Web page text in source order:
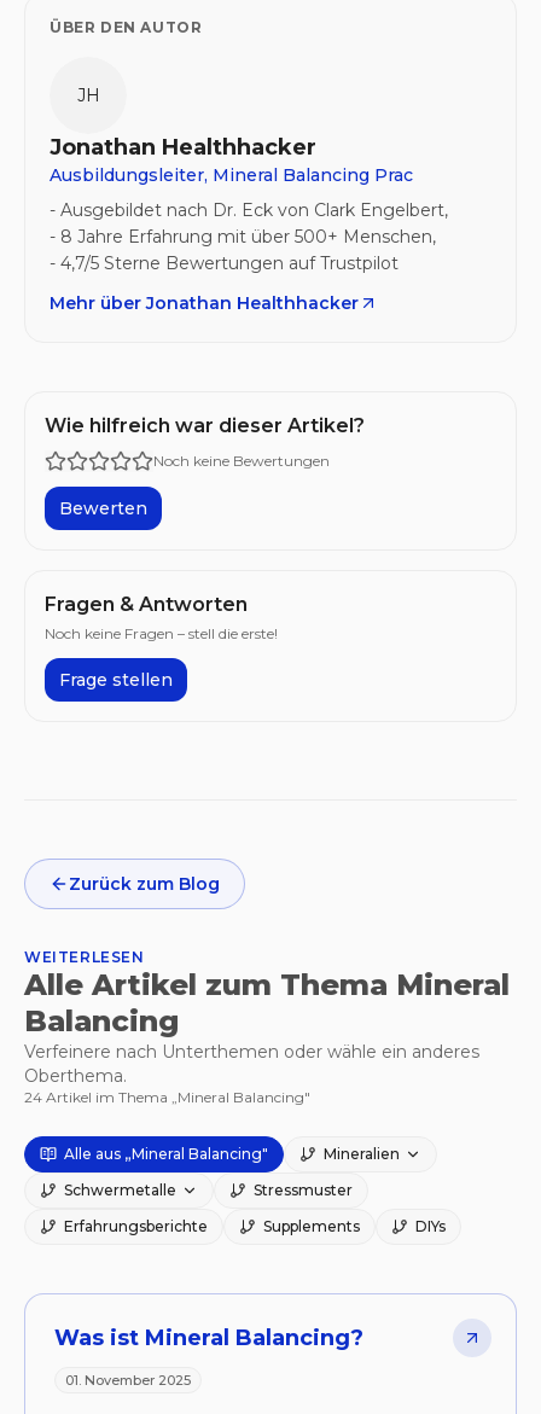
ÜBER DEN AUTOR
JH
Jonathan Healthhacker
Ausbildungsleiter, Mineral Balancing Prac
- Ausgebildet nach Dr. Eck von Clark Engelbert,
- 8 Jahre Erfahrung mit über 500+ Menschen,
Mehr überJonathan Healthhacker
Wie hilfreich war dieser Artikel?
Noch keine Bewertungen
Bewerten
Fragen & Antworten
Noch keine Fragen – stell die erste!
Frage stellen
Zurück zum Blog
WEITERLESEN
Alle Artikel zum Thema Mineral
Balancing
Verfeinere nach Unterthemen oder wähle ein anderes
Oberthema.
24 Artikel im Thema „Mineral Balancing"
Alle aus „Mineral Balancing"
Mineralien
Schwermetalle
Stressmuster
Erfahrungsberichte
Supplements DIYs
Artikel
Was ist Mineral Balancing?
01. November 2025